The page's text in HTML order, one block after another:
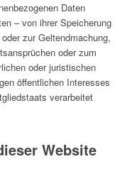
Daten
– von ihrer Speicherung
zur Geltendmachung,
oder zum
oder juristischen
öffentlichen Interesses
verarbeitet
Website